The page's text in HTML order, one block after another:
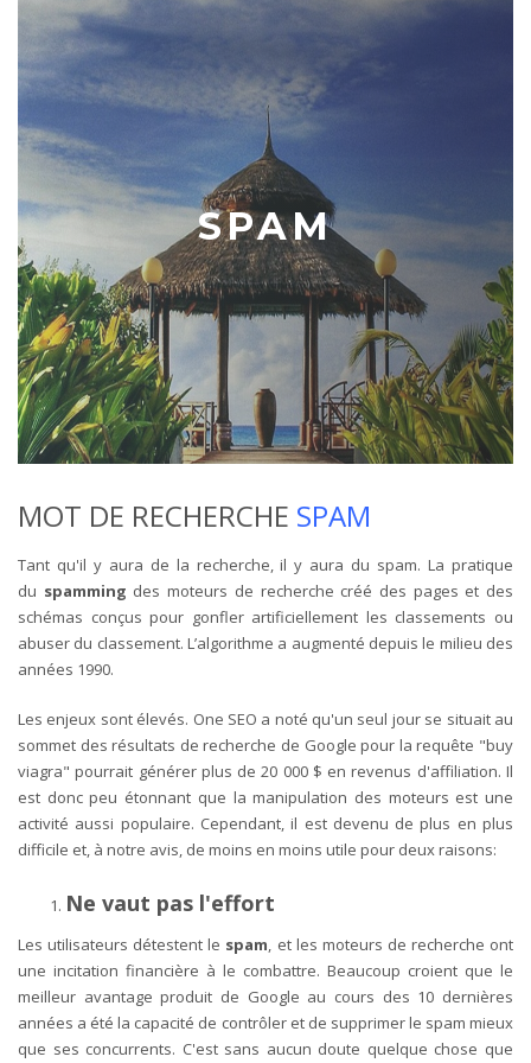
SPAM
MOT DE RECHERCHE SPAM
Tant qu'il y aura de la recherche, il y aura du spam. La pratique
du spamming des moteurs de recherche créé des pages et des
schémas conçus pour gonfler artificiellement les classements ou
abuser du classement. L’algorithme a augmenté depuis le milieu des
années 1990.
Les enjeux sont élevés. One SEO a noté qu'un seul jour se situait au
sommet des résultats de recherche de Google pour la requête "buy
viagra" pourrait générer plus de 20 000 $ en revenus d'affiliation. Il
est donc peu étonnant que la manipulation des moteurs est une
activité aussi populaire. Cependant, il est devenu de plus en plus
difficile et, à notre avis, de moins en moins utile pour deux raisons:
Ne vaut pas l'effort
Les utilisateurs détestent le spam, et les moteurs de recherche ont
une incitation financière à le combattre. Beaucoup croient que le
meilleur avantage produit de Google au cours des 10 dernières
années a été la capacité de contrôler et de supprimer le spam mieux
que ses concurrents. C'est sans aucun doute quelque chose que